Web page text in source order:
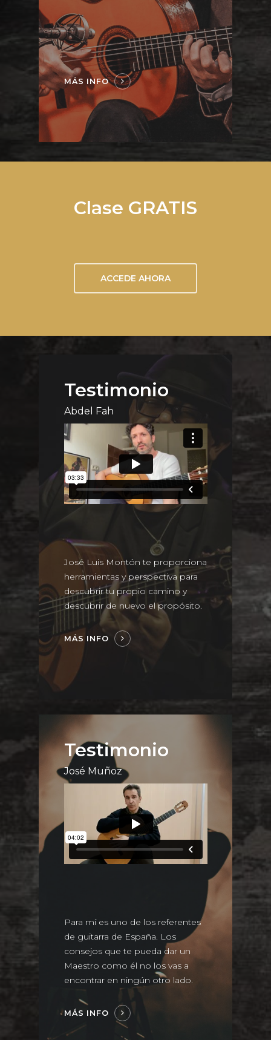
MÁS INFO
Clase GRATIS
ACCEDE AHORA
Testimonio
Abdel Fah
José Luis Montón te proporciona
herramientas y perspectiva para
descubrir tu propio camino y
descubrir de nuevo el propósito.
MÁS INFO
Testimonio
José Muñoz
Para mí es uno de los referentes
de guitarra de España. Los
consejos que te pueda dar un
Maestro como él no los vas a
encontrar en ningún otro lado.
MÁS INFO